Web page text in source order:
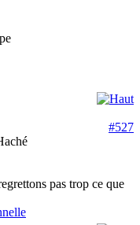
#527
pas trop ce que